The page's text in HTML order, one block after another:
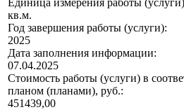
Единица измерения работы
кв.м.
Год завершения работы (услуги):
2025
Дата заполнения информации:
07.04.2025
Стоимость работы (услуги) в
планом (планами), руб.:
451439,00